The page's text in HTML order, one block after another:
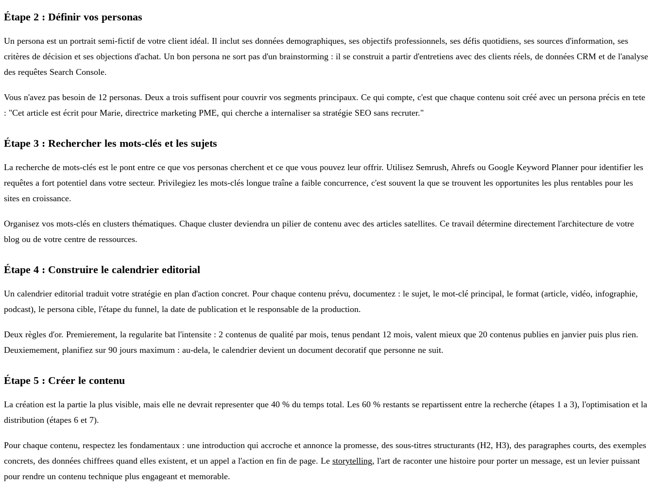
Étape 2 : Définir vos personas
Un persona est un portrait semi-fictif de votre client idéal. Il inclut ses données demographiques, ses objectifs professionnels, ses défis quotidiens, ses sources d'information, ses
critères de décision et ses objections d'achat. Un bon persona ne sort pas d'un brainstorming : il se construit a partir d'entretiens avec des clients réels, de données CRM et de l'analyse
des requêtes Search Console.
Vous n'avez pas besoin de 12 personas. Deux a trois suffisent pour couvrir vos segments principaux. Ce qui compte, c'est que chaque contenu soit créé avec un persona précis en tete
: "Cet article est écrit pour Marie, directrice marketing PME, qui cherche a internaliser sa stratégie SEO sans recruter."
Étape 3 : Rechercher les mots-clés et les sujets
La recherche de mots-clés est le pont entre ce que vos personas cherchent et ce que vous pouvez leur offrir. Utilisez Semrush, Ahrefs ou Google Keyword Planner pour identifier les
requêtes a fort potentiel dans votre secteur. Privilegiez les mots-clés longue traîne a faible concurrence, c'est souvent la que se trouvent les opportunites les plus rentables pour les
sites en croissance.
Organisez vos mots-clés en clusters thématiques. Chaque cluster deviendra un pilier de contenu avec des articles satellites. Ce travail détermine directement l'architecture de votre
blog ou de votre centre de ressources.
Étape 4 : Construire le calendrier editorial
Un calendrier editorial traduit votre stratégie en plan d'action concret. Pour chaque contenu prévu, documentez : le sujet, le mot-clé principal, le format (article, vidéo, infographie,
podcast), le persona cible, l'étape du funnel, la date de publication et le responsable de la production.
Deux règles d'or. Premierement, la regularite bat l'intensite : 2 contenus de qualité par mois, tenus pendant 12 mois, valent mieux que 20 contenus publies en janvier puis plus rien.
Deuxiemement, planifiez sur 90 jours maximum : au-dela, le calendrier devient un document decoratif que personne ne suit.
Étape 5 : Créer le contenu
La création est la partie la plus visible, mais elle ne devrait representer que 40 % du temps total. Les 60 % restants se repartissent entre la recherche (étapes 1 a 3), l'optimisation et la
distribution (étapes 6 et 7).
Pour chaque contenu, respectez les fondamentaux : une introduction qui accroche et annonce la promesse, des sous-titres structurants (H2, H3), des paragraphes courts, des exemples
concrets, des données chiffrees quand elles existent, et un appel a l'action en fin de page. Le storytelling, l'art de raconter une histoire pour porter un message, est un levier puissant
pour rendre un contenu technique plus engageant et memorable.